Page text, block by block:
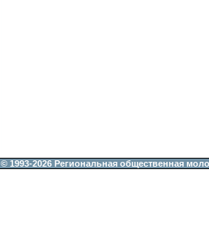
© 1993-2026 Региональная общественная